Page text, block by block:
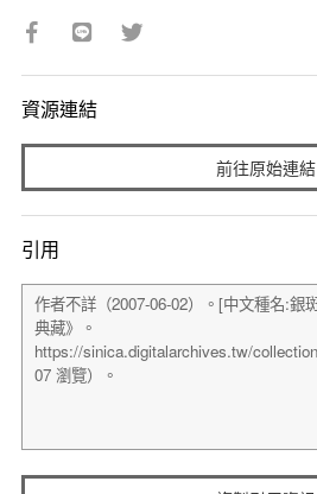
資源連結
前往原始連結
引用